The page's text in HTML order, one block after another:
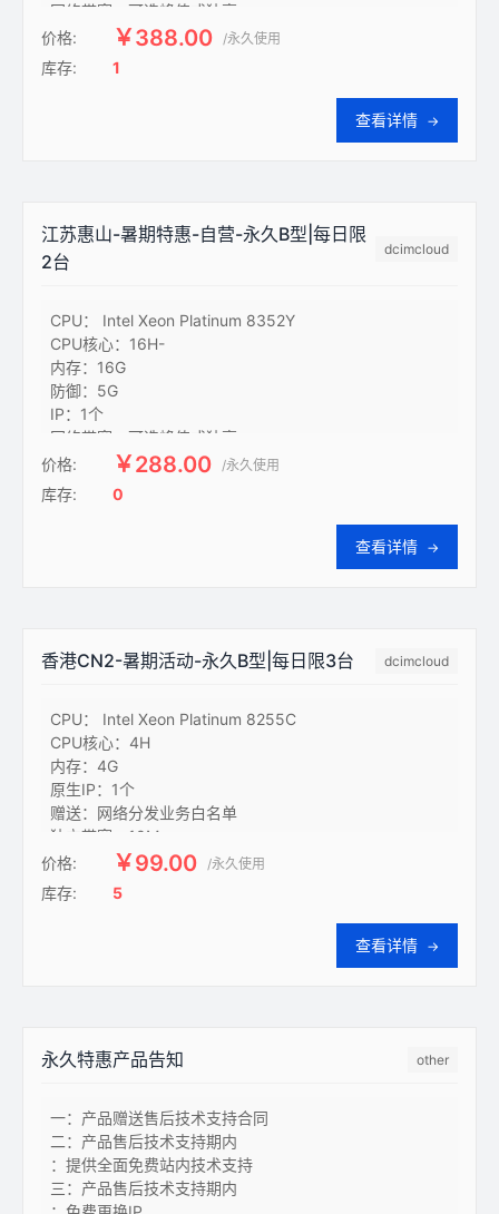
网络带宽：可选峰值或独享
上行可选独立带宽：12M
上行峰值带宽：200M
下行峰值带宽：200M
价格: ￥388.00 /永久使用
库存: 1
查看详情 →
江苏惠山-暑期特惠-自营-永久B型|每日限
2台
dcimcloud
CPU： Intel Xeon Platinum 8352Y
CPU核心：16H-
内存：16G
防御：5G
IP：1个
网络带宽：可选峰值或独享
上行可选独立带宽：10M
上行峰值带宽：150M
下行峰值带宽：200M
价格: ￥288.00 /永久使用
库存: 0
查看详情 →
香港CN2-暑期活动-永久B型|每日限3台 dcimcloud
CPU： Intel Xeon Platinum 8255C
CPU核心：4H
内存：4G
原生IP：1个
赠送：网络分发业务白名单
独立带宽：10M
可选带宽峰值：100M
硬盘：50G
线路：99%地区CN2
价格: ￥99.00 /永久使用
库存: 5
查看详情 →
永久特惠产品告知 other
一：产品赠送售后技术支持合同
二：产品售后技术支持期内
：提供全面免费站内技术支持
三：产品售后技术支持期内